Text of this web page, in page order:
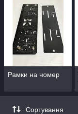
Рамки на номер
Сортування